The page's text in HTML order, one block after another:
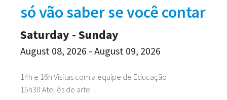
só vão saber se você contar
14h e 16h Visitas com a equipe de Educação
15h30 Ateliês de arte
Saturday - Sunday
August 08, 2026 - August 09, 2026